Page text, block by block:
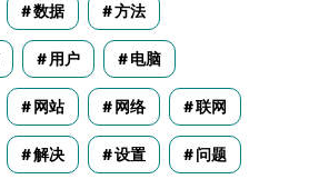
数据 方法
用户 电脑
网站 网络 联网
解决 设置 问题